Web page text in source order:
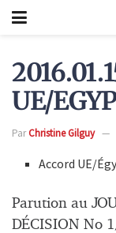
UE/
ParChristine Gilguy
Accord UE/
Parution au
DÉCISION No